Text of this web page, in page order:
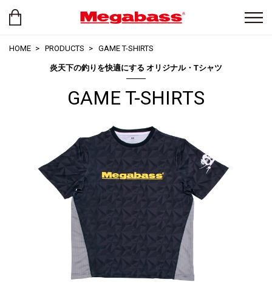
HOME PRODUCTS GAME T-SHIRTS
炎天下の釣りを快適にする オリジナル・Tシャツ
GAME T-SHIRTS